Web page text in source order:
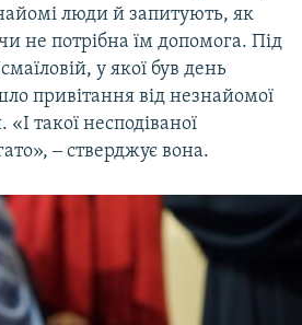
люди й запитують, як
чи не потрібна їм допомога. Під
у якої був день
привітання від незнайомої
такої несподіваної
‒ стверджує вона.